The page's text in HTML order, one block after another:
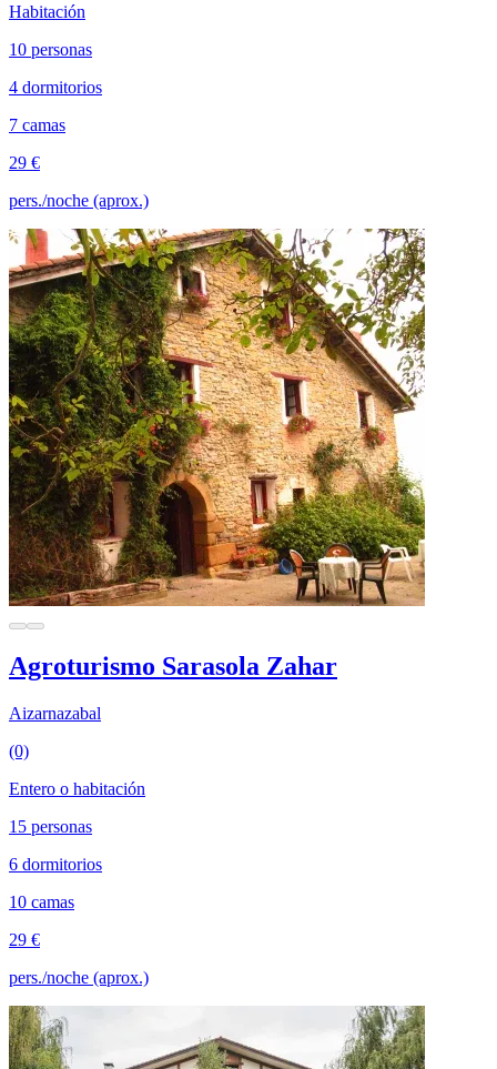
Habitación
10 personas
4 dormitorios
7 camas
29 €
pers./noche (aprox.)
Agroturismo Sarasola Zahar
Aizarnazabal
(0)
Entero o habitación
15 personas
6 dormitorios
10 camas
29 €
pers./noche (aprox.)